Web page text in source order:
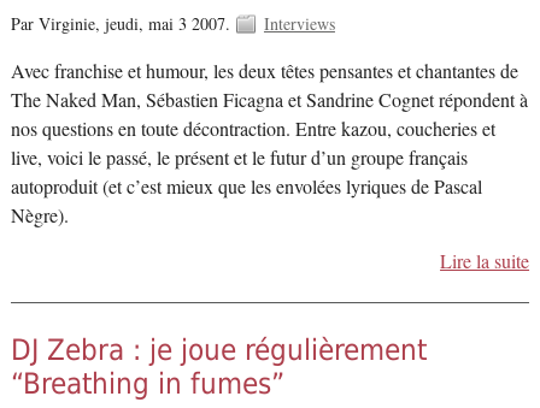
Par Virginie, jeudi, mai 3 2007. Interviews
Avec franchise et humour, les deux têtes pensantes et chantantes de
The Naked Man, Sébastien Ficagna et Sandrine Cognet répondent à
nos questions en toute décontraction. Entre kazou, coucheries et
live, voici le passé, le présent et le futur d’un groupe français
autoproduit (et c’est mieux que les envolées lyriques de Pascal
Nègre).
Lire la suite
DJ Zebra : je joue régulièrement
“Breathing in fumes”